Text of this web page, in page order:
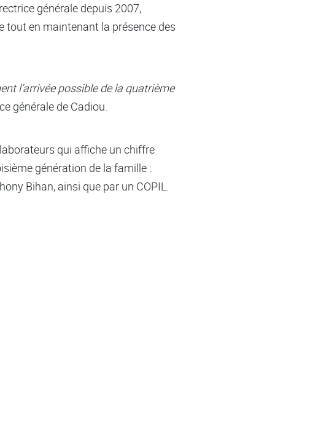
générale depuis 2007,
en maintenant la présence des
l’arrivée possible de la quatrième
générale de Cadiou.
qui affiche un chiffre
génération de la famille :
Bihan, ainsi que par un COPIL.